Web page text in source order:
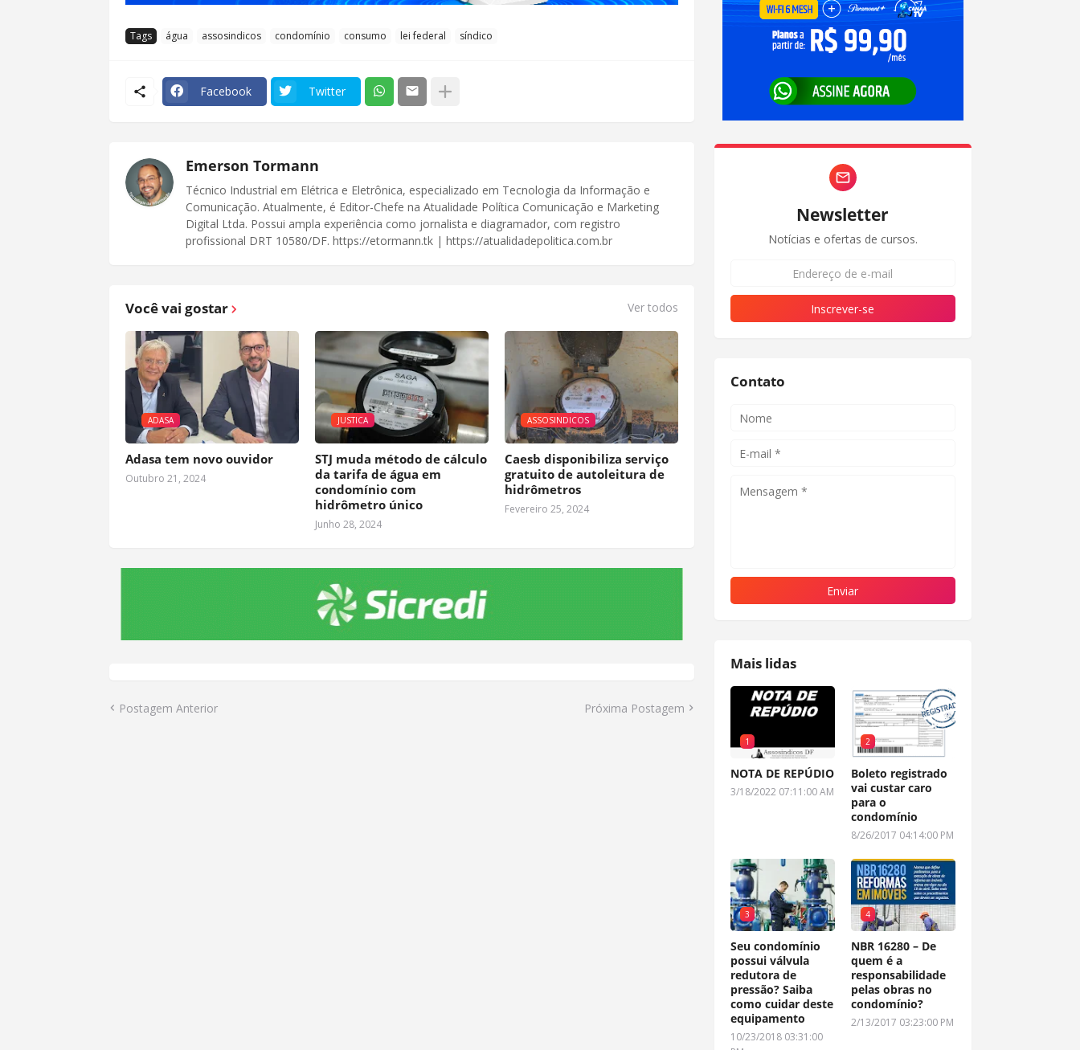
Tags água assosindicos condomínio consumo lei federal síndico
Facebook Twitter
Emerson Tormann
Técnico Industrial em Elétrica e Eletrônica, especializado em Tecnologia da Informação e
Comunicação. Atualmente, é Editor-Chefe na Atualidade Política Comunicação e Marketing
Digital Ltda. Possui ampla experiência como jornalista e diagramador, com registro
profissional DRT 10580/DF. https://etormann.tk | https://atualidadepolitica.com.br
Você vai gostar Ver todos
ADASA
Adasa tem novo ouvidor
Outubro 21, 2024
JUSTICA
STJ muda método de cálculo
da tarifa de água em
condomínio com
hidrômetro único
Junho 28, 2024
ASSOSINDICOS
Caesb disponibiliza serviço
gratuito de autoleitura de
hidrômetros
Fevereiro 25, 2024
Postagem Anterior Próxima Postagem
Newsletter
Notícias e ofertas de cursos.
Contato
Mais lidas
1
NOTA DE REPÚDIO
3/18/2022 07:11:00 AM
2
Boleto registrado
vai custar caro
para o
condomínio
8/26/2017 04:14:00 PM
3
Seu condomínio
possui válvula
redutora de
pressão? Saiba
como cuidar deste
equipamento
10/23/2018 03:31:00
4
NBR 16280 – De
quem é a
responsabilidade
pelas obras no
condomínio?
2/13/2017 03:23:00 PM